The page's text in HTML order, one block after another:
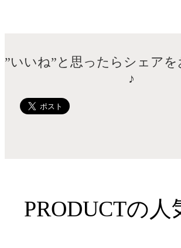
”いいね”と思ったらシェア
♪
PRODUCTの人